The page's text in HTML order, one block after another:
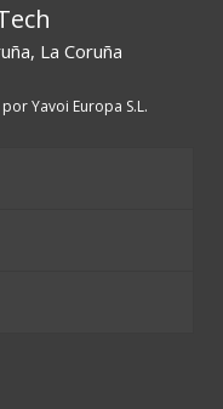
La Coruña
Yavoi Europa S.L.